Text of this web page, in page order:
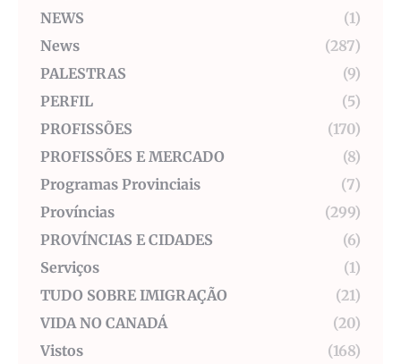
NEWS
(1)
News
(287)
PALESTRAS
(9)
PERFIL
(5)
PROFISSÕES
(170)
PROFISSÕES E MERCADO
(8)
Programas Provinciais
(7)
Províncias
(299)
PROVÍNCIAS E CIDADES
(6)
Serviços
(1)
TUDO SOBRE IMIGRAÇÃO
(21)
VIDA NO CANADÁ
(20)
Vistos
(168)